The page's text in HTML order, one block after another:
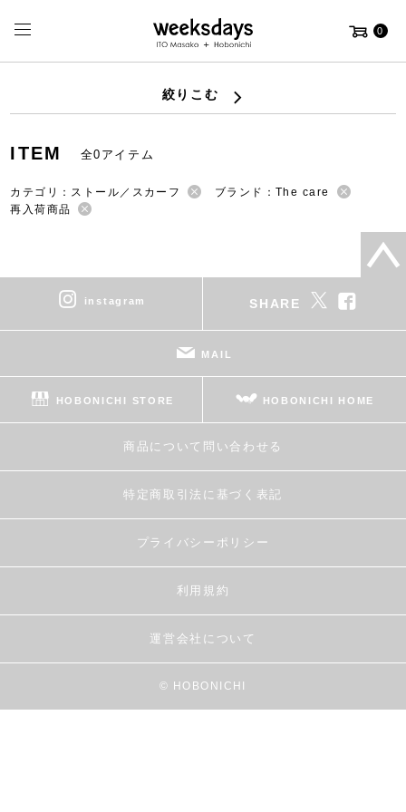
0
絞りこむ
ITEM 全0アイテム
カテゴリ：ストール／スカーフ
ブランド：The care
再入荷商品
instagram SHARE
MAIL
HOBONICHI STORE HOBONICHI HOME
商品について問い合わせる
特定商取引法に基づく表記
プライバシーポリシー
利用規約
運営会社について
© HOBONICHI